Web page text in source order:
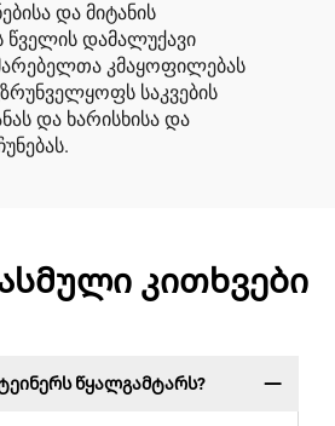
და მიტანის
დამალუქავი
კმაყოფილებას
საკვების
და ხარისხისა და
კითხვები
წყალგამტარს?